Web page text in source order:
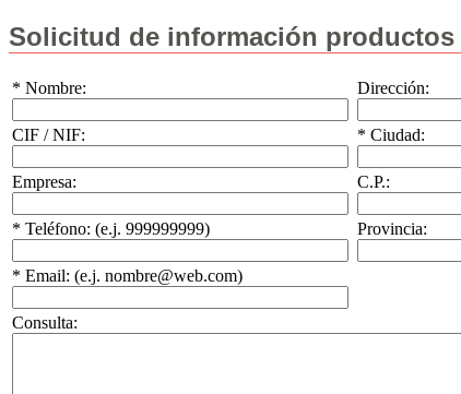
Solicitud de información productos
* Nombre: Dirección:
CIF / NIF: * Ciudad:
Empresa: C.P.:
* Teléfono: (e.j. 999999999) Provincia:
* Email: (e.j. nombre@web.com)
Consulta: